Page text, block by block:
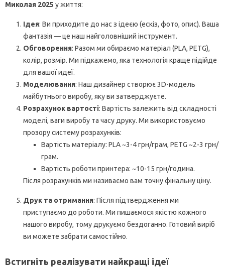
Миколая 2025 у життя:
Ідея: Ви приходите до нас з ідеєю (ескіз, фото, опис). Ваша
фантазія — це наш найголовніший інструмент.
Обговорення: Разом ми обираємо матеріал (PLA, PETG),
колір, розмір. Ми підкажемо, яка технологія краще підійде
для вашої идеї.
Моделювання: Наш дизайнер створює 3D-модель
майбутнього виробу, яку ви затверджуєте.
Розрахунок вартості: Вартість залежить від складності
моделі, ваги виробу та часу друку. Ми використовуємо
прозору систему розрахунків:
Вартість матеріалу: PLA ~3-4 грн/грам, PETG ~2-3 грн/
грам.
Вартість роботи принтера: ~10-15 грн/година.
Після розрахунків ми називаємо вам точну фінальну ціну.
Друк та отримання: Після підтвердження ми
приступаємо до роботи. Ми пишаємося якістю кожного
нашого виробу, тому друкуємо бездоганно. Готовий виріб
ви можете забрати самостійно.
Встигніть реалізувати найкращі ідеї